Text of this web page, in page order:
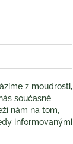
z moudrosti,
současně
nám na tom,
informovanými